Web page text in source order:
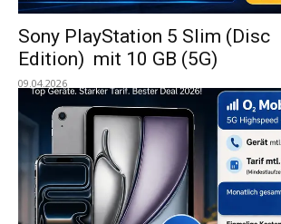
Sony PlayStation 5 Slim (Disc
Edition) mit 10 GB (5G)
09.04.2026